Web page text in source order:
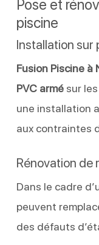
Pose et
piscine
Installation sur
Fusion Piscine
PVC armésur les
une installation
aux contraintes
Rénovation de
Dans le cadre
peuvent
des défauts